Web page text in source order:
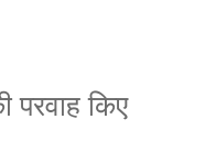
परवाह किए